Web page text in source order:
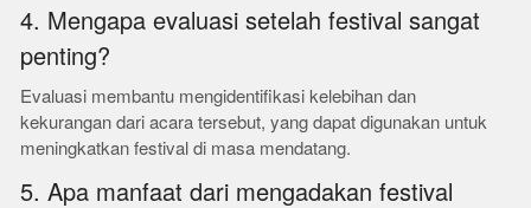
4. Mengapa evaluasi setelah festival sangat
penting?
Evaluasi membantu mengidentifikasi kelebihan dan
kekurangan dari acara tersebut, yang dapat digunakan untuk
meningkatkan festival di masa mendatang.
5. Apa manfaat dari mengadakan festival